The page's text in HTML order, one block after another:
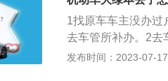
该绿本由车辆所有
1找原车车主没办过
去车管所补办。2去
去车管所补办，必
发布时间：2023-07-